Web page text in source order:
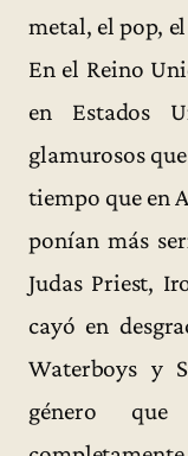
metal, el pop,
En el Reino
en Estados
glamurosos
tiempo que en
ponían más
Judas Priest,
cayó en
Waterboys y
género